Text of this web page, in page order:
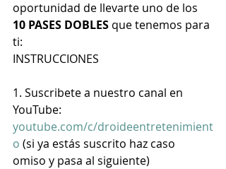
oportunidad de llevarte uno de los
10 PASES DOBLES que tenemos para
ti:
INSTRUCCIONES
1. Suscribete a nuestro canal en
YouTube:
youtube.com/c/droideentretenimient
o (si ya estás suscrito haz caso
omiso y pasa al siguiente)